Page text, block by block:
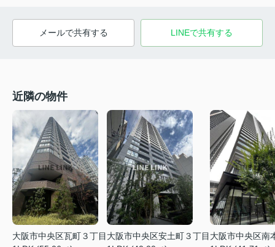
メールで共有する LINEで共有する
近隣の物件
大阪市中央区瓦町３丁目 大阪市中央区安土町３丁目 大阪市中央区南